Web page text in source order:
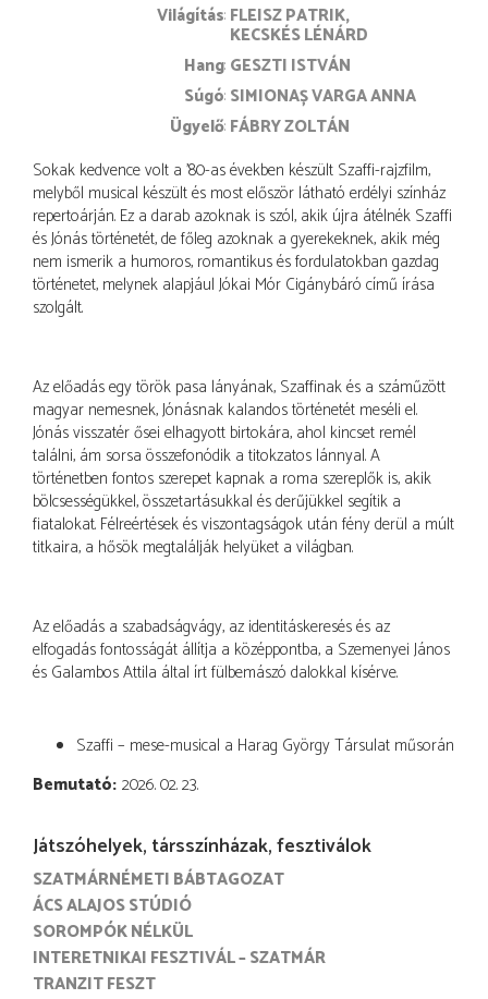
világítás FLEISZ PATRIK
KECSKÉS LÉNÁRD
hang GESZTI ISTVÁN
súgó SIMIONAȘ VARGA ANNA
ügyelő FÁBRY ZOLTÁN
Sokak kedvence volt a ’80-as években készült Szaffi-rajzfilm,
melyből musical készült és most először látható erdélyi színház
repertoárján. Ez a darab azoknak is szól, akik újra átélnék Szaffi
és Jónás történetét, de főleg azoknak a gyerekeknek, akik még
nem ismerik a humoros, romantikus és fordulatokban gazdag
történetet, melynek alapjául Jókai Mór Cigánybáró című írása
szolgált.
Az előadás egy török pasa lányának, Szaffinak és a száműzött
magyar nemesnek, Jónásnak kalandos történetét meséli el.
Jónás visszatér ősei elhagyott birtokára, ahol kincset remél
találni, ám sorsa összefonódik a titokzatos lánnyal. A
történetben fontos szerepet kapnak a roma szereplők is, akik
bölcsességükkel, összetartásukkal és derűjükkel segítik a
fiatalokat. Félreértések és viszontagságok után fény derül a múlt
titkaira, a hősök megtalálják helyüket a világban.
Az előadás a szabadságvágy, az identitáskeresés és az
elfogadás fontosságát állítja a középpontba, a Szemenyei János
és Galambos Attila által írt fülbemászó dalokkal kísérve.
Szaffi – mese-musical a Harag György Társulat műsorán
Bemutató 2026. 02. 23.
Játszóhelyek, társszínházak, fesztiválok
SZATMÁRNÉMETI BÁBTAGOZAT
ÁCS ALAJOS STÚDIÓ
SOROMPÓK NÉLKÜL
INTERETNIKAI FESZTIVÁL – SZATMÁR
TRANZIT FESZT